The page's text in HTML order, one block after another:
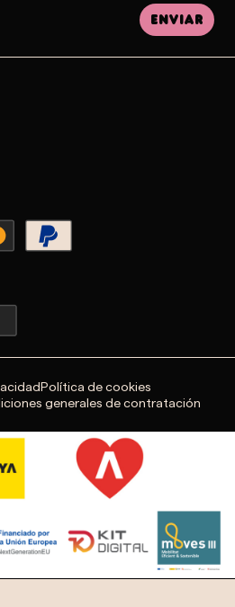
Enviar
Política de cookies
generales de contratación